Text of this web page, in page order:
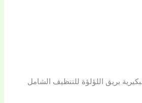
بريق اللؤلؤة للتنظيف الشامل